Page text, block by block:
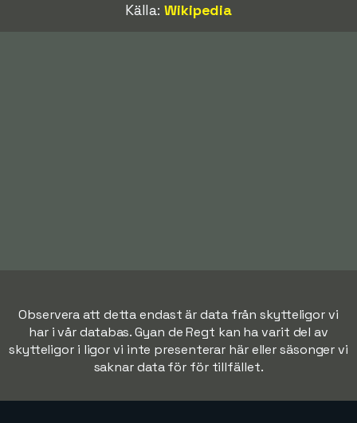
Källa:Wikipedia
Observera att detta endast är data från skytteligor vi
har i vår databas. Gyan de Regt kan ha varit del av
skytteligor i ligor vi inte presenterar här eller säsonger vi
saknar data för för tillfället.